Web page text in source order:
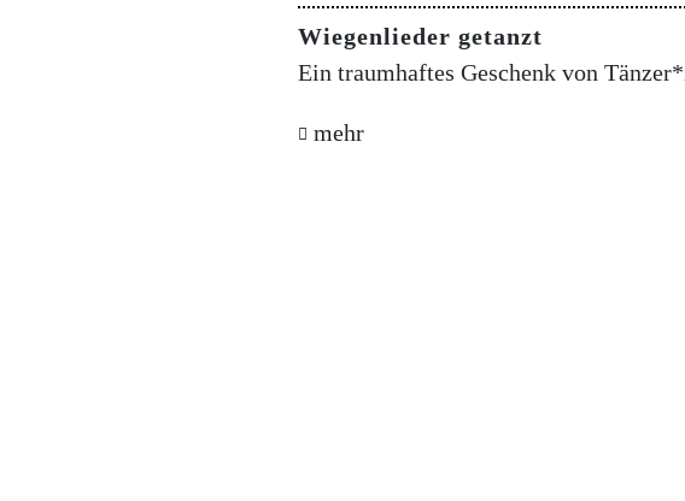
Wiegenlieder getanzt
Ein traumhaftes Geschenk von
mehr